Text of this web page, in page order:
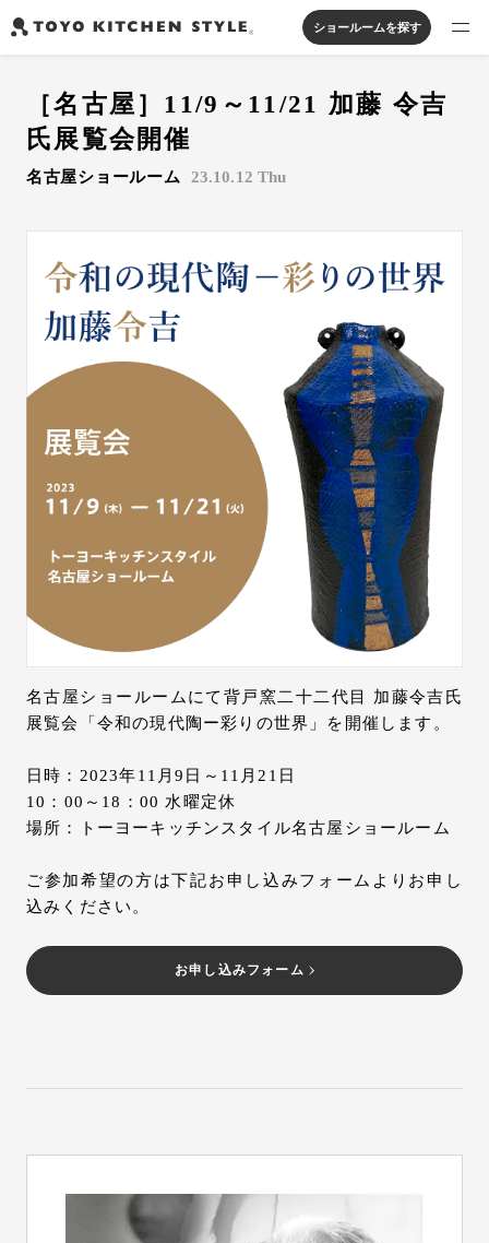
オープンキッチン
アイランドキッチン
製品を探す
システムキッチン
実例から探す
ジャーナルを読む
カタログを見る
よくあるご質問
お問い合わせ
LANGUAGE : JP
ショールームを探す
［名古屋］11/9～11/21 加藤 令吉
氏展覧会開催
名古屋ショールーム 23.10.12 Thu
名古屋ショールームにて背戸窯二十二代目 加藤令吉氏
展覧会「令和の現代陶ー彩りの世界」を開催します。
日時：2023年11月9日～11月21日
10：00～18：00 水曜定休
場所：トーヨーキッチンスタイル名古屋ショールーム
ご参加希望の方は下記お申し込みフォームよりお申し
込みください。
お申し込みフォーム